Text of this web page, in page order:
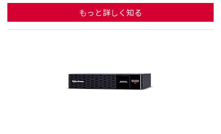
もっと詳しく知る